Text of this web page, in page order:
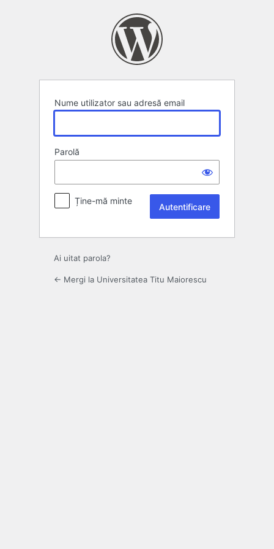
Nume utilizator sau adresă email
Parolă
Ține-mă minte
Ai uitat parola?
← Mergi la Universitatea Titu Maiorescu